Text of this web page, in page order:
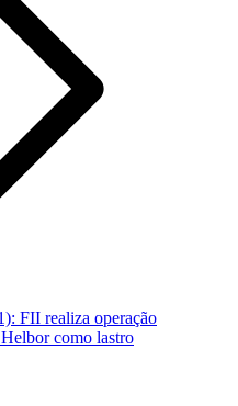
FII realiza operação
como lastro